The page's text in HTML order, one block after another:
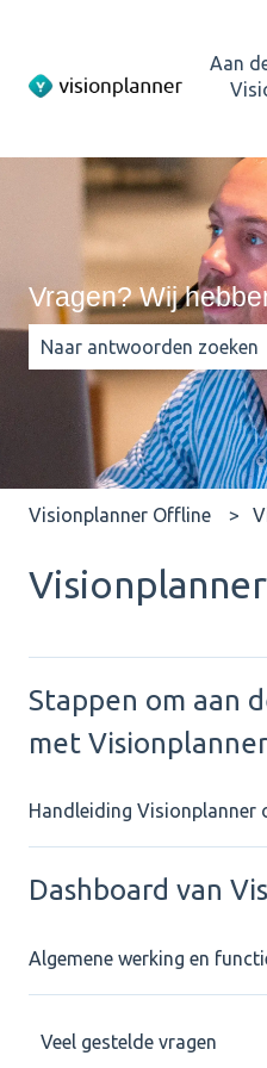
Aan
Vragen? Wij
Er zijn geen suggesties
Visionplanner Offline
Stappen om aan
met
Handleiding Visionplanner
Dashboard van
Algemene werking en
Veel gestelde vragen